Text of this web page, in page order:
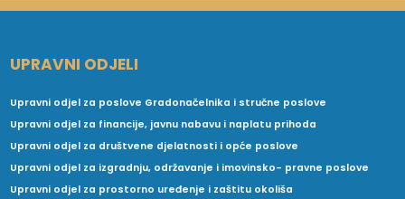
UPRAVNI ODJELI
Upravni odjel za poslove Gradonačelnika i stručne poslove
Upravni odjel za financije, javnu nabavu i naplatu prihoda
Upravni odjel za društvene djelatnosti i opće poslove
Upravni odjel za izgradnju, održavanje i imovinsko- pravne poslove
Upravni odjel za prostorno uređenje i zaštitu okoliša